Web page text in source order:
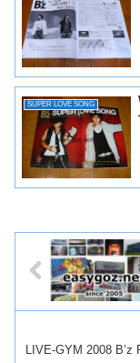
SUPER LOVE SONG
LIVE-GYM 2008 B’z